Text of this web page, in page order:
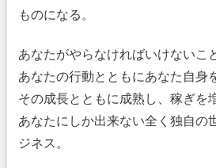
ものになる。
あなたがやらなければいけないこ
あなたの行動とともにあなた自身
その成長とともに成熟し、稼ぎを
あなたにしか出来ない全く独自の
ジネス。